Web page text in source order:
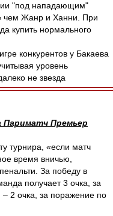
"под нападающим"
чем Жанр и Ханни. При
купить нормального
конкурентов у Бакаева
уровень
не звезда
Премьер
турнира, «если матч
время вничью,
За победу в
получает 3 очка, за
– 2 очка, за поражение по